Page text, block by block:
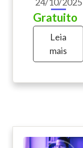
Gratuito
Leia
mais